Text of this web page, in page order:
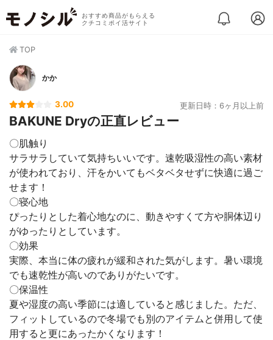
おすすめ商品がもらえる
クチコミポイ活サイト
TOP
かか
3.00 更新日時：6ヶ月以上前
BAKUNE Dryの正直レビュー
〇肌触り
サラサラしていて気持ちいいです。速乾吸湿性の高い素材
が使われており、汗をかいてもベタベタせずに快適に過ご
せます！
〇寝心地
ぴったりとした着心地なのに、動きやすくて方や胴体辺り
がゆったりとしています。
〇効果
実際、本当に体の疲れが緩和された気がします。暑い環境
でも速乾性が高いのでありがたいです。
〇保温性
夏や湿度の高い季節には適していると感じました。ただ、
フィットしているので冬場でも別のアイテムと併用して使
用すると更にあったかくなります！